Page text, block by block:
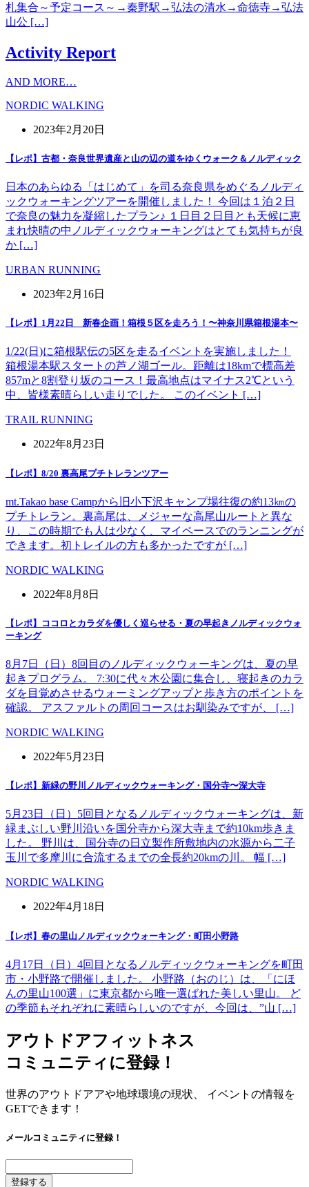
札集合～予定コース～→秦野駅→弘法の清水→命徳寺→弘法
山公 […]
Activity Report
AND MORE…
NORDIC WALKING
2023年2月20日
【レポ】古都・奈良世界遺産と山の辺の道をゆくウォーク＆ノルディック
日本のあらゆる「はじめて」を司る奈良県をめぐるノルディ
ックウォーキングツアーを開催しました！ 今回は１泊２日
で奈良の魅力を凝縮したプラン♪ １日目２日目とも天候に恵
まれ快晴の中ノルディックウォーキングはとても気持ちが良
か […]
URBAN RUNNING
2023年2月16日
【レポ】1月22日 新春企画！箱根５区を走ろう！〜神奈川県箱根湯本〜
1/22(日)に箱根駅伝の5区を走るイベントを実施しました！
箱根湯本駅スタートの芦ノ湖ゴール。距離は18kmで標高差
857mと8割登り坂のコース！最高地点はマイナス2℃という
中、皆様素晴らしい走りでした。 このイベント […]
TRAIL RUNNING
2022年8月23日
【レポ】8/20 裏高尾プチトレランツアー
mt.Takao base Campから旧小下沢キャンプ場往復の約13㎞の
プチトレラン。裏高尾は、メジャーな高尾山ルートと異な
り、この時期でも人は少なく、マイペースでのランニングが
できます。初トレイルの方も多かったですが […]
NORDIC WALKING
2022年8月8日
【レポ】ココロとカラダを優しく巡らせる・夏の早起きノルディックウォ
ーキング
8月7日（日）8回目のノルディックウォーキングは、夏の早
起きプログラム。 7:30に代々木公園に集合し、寝起きのカラ
ダを目覚めさせるウォーミングアップと歩き方のポイントを
確認。 アスファルトの周回コースはお馴染みですが、 […]
NORDIC WALKING
2022年5月23日
【レポ】新緑の野川ノルディックウォーキング・国分寺〜深大寺
5月23日（日）5回目となるノルディックウォーキングは、新
緑まぶしい野川沿いを国分寺から深大寺まで約10km歩きま
した。 野川は、国分寺の日立製作所敷地内の水源から二子
玉川で多摩川に合流するまでの全長約20kmの川。 幅 […]
NORDIC WALKING
2022年4月18日
【レポ】春の里山ノルディックウォーキング・町田小野路
4月17日（日）4回目となるノルディックウォーキングを町田
市・小野路で開催しました。 小野路（おのじ）は、「にほ
んの里山100選」に東京都から唯一選ばれた美しい里山。 ど
の季節もそれぞれに素晴らしいのですが、今回は、”山 […]
アウトドアフィットネス
コミュニティに登録！
世界のアウトドアアや地球環境の現状、 イベントの情報を
GETできます！
メールコミュニティに登録！